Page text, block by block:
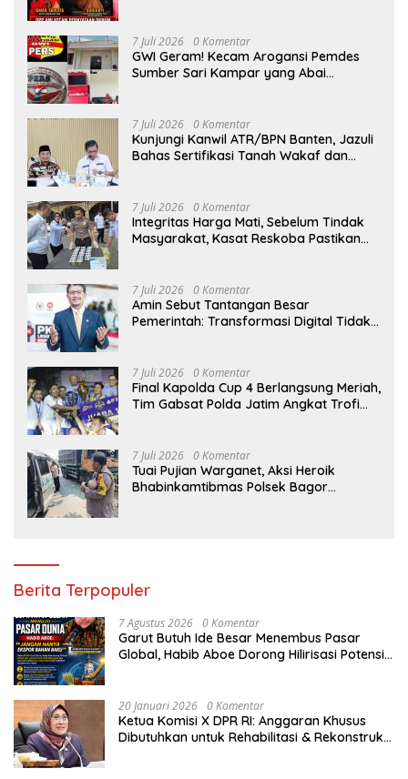
7 Juli 2026 0 Komentar
GWI Geram! Kecam Arogansi Pemdes
Sumber Sari Kampar yang Abai
7 Juli 2026 0 Komentar
Kunjungi Kanwil ATR/BPN Banten, Jazuli
Bahas Sertifikasi Tanah Wakaf dan
7 Juli 2026 0 Komentar
Integritas Harga Mati, Sebelum Tindak
Masyarakat, Kasat Reskoba Pastikan
7 Juli 2026 0 Komentar
Amin Sebut Tantangan Besar
Pemerintah: Transformasi Digital Tidak
7 Juli 2026 0 Komentar
Final Kapolda Cup 4 Berlangsung Meriah,
Tim Gabsat Polda Jatim Angkat Trofi
7 Juli 2026 0 Komentar
Tuai Pujian Warganet, Aksi Heroik
Bhabinkamtibmas Polsek Bagor
Berita Terpopuler
7 Agustus 2026 0 Komentar
Garut Butuh Ide Besar Menembus Pasar
Global, Habib Aboe Dorong Hilirisasi Potensi
20 Januari 2026 0 Komentar
Ketua Komisi X DPR RI: Anggaran Khusus
Dibutuhkan untuk Rehabilitasi & Rekonstruksi